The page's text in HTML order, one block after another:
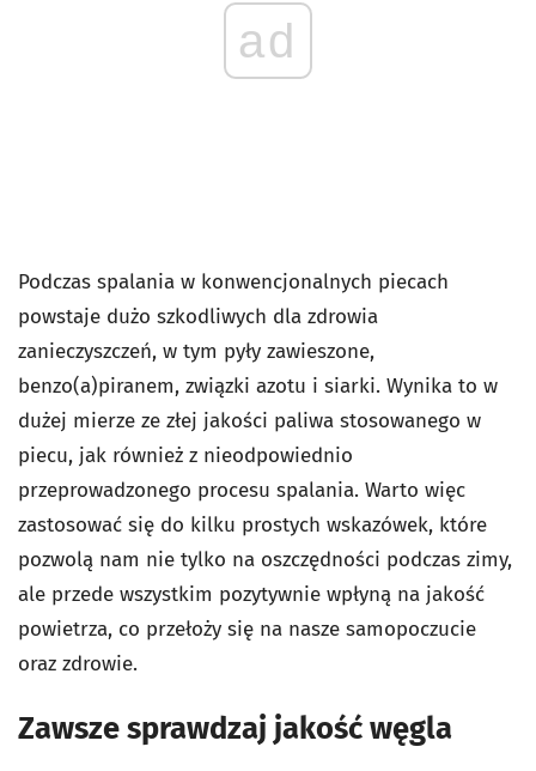
ad
Podczas spalania w konwencjonalnych piecach
powstaje dużo szkodliwych dla zdrowia
zanieczyszczeń, w tym pyły zawieszone,
benzo(a)piranem, związki azotu i siarki. Wynika to w
dużej mierze ze złej jakości paliwa stosowanego w
piecu, jak również z nieodpowiednio
przeprowadzonego procesu spalania. Warto więc
zastosować się do kilku prostych wskazówek, które
pozwolą nam nie tylko na oszczędności podczas zimy,
ale przede wszystkim pozytywnie wpłyną na jakość
powietrza, co przełoży się na nasze samopoczucie
oraz zdrowie.
Zawsze sprawdzaj jakość węgla